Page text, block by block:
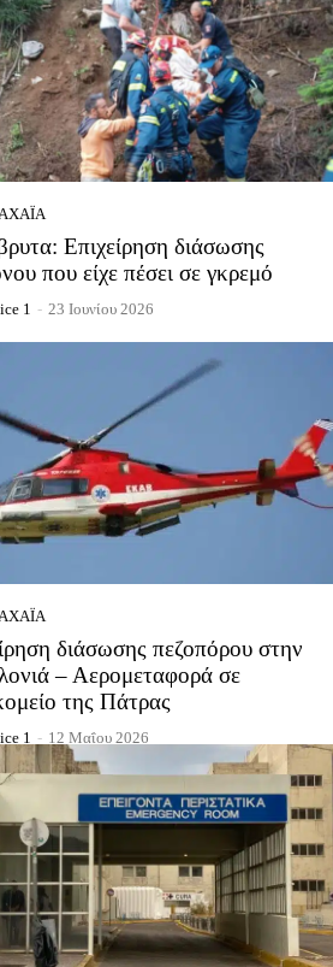
Επιχείρηση διάσωσης
που είχε πέσει σε γκρεμό
1 - 23 Ιουνίου 2026
διάσωσης πεζοπόρου στην
– Αερομεταφορά σε
της Πάτρας
1 - 12 Μαΐου 2026